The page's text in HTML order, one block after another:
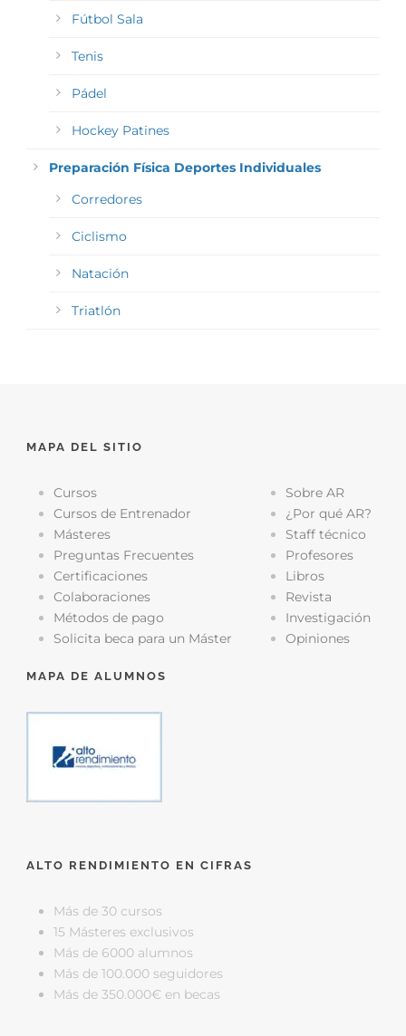
Fútbol Sala
Tenis
Pádel
Hockey Patines
Preparación Física Deportes Individuales
Corredores
Ciclismo
Natación
Triatlón
MAPA DEL SITIO
Cursos
Cursos de Entrenador
Másteres
Preguntas Frecuentes
Certificaciones
Colaboraciones
Métodos de pago
Solicita beca para un Máster
Sobre AR
¿Por qué AR?
Staff técnico
Profesores
Libros
Revista
Investigación
Opiniones
MAPA DE ALUMNOS
ALTO RENDIMIENTO EN CIFRAS
Más de 30 cursos
15 Másteres exclusivos
Más de 6000 alumnos
Más de 100.000 seguidores
Más de 350.000€ en becas